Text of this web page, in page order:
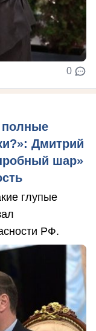
0
полные
Дмитрий
шар»
глупые
РФ.